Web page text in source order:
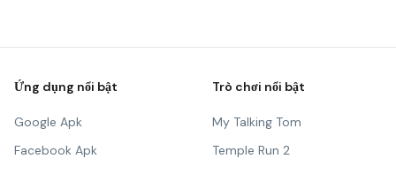
Ứng dụng nổi bật
Google Apk
Facebook Apk
Trò chơi nổi bật
My Talking Tom
Temple Run 2